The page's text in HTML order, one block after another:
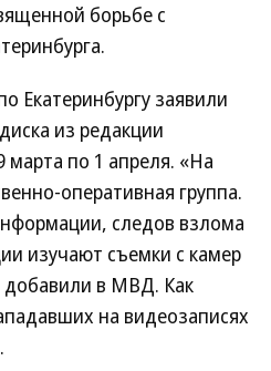
борьбе с
Екатеринбургу заявили
из редакции
марта по 1 апреля. «На
оперативная группа.
следов взлома
изучают съемки с камер
в МВД. Как
на видеозаписях